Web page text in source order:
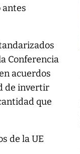
antes
Conferencia
acuerdos
de invertir
que
de la UE